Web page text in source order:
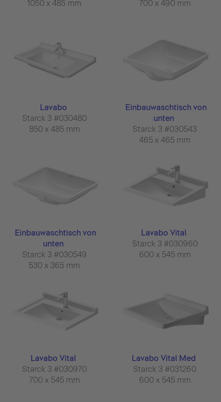
1050 x 485 mm 700 x 490 mm
Lavabo
Starck 3 #030480
850 x 485 mm
Einbauwaschtisch von
unten
Starck 3 #030543
465 x 465 mm
Einbauwaschtisch von
unten
Starck 3 #030549
530 x 365 mm
Lavabo Vital
Starck 3 #030960
600 x 545 mm
Lavabo Vital
Starck 3 #030970
700 x 545 mm
Lavabo Vital Med
Starck 3 #031260
600 x 545 mm